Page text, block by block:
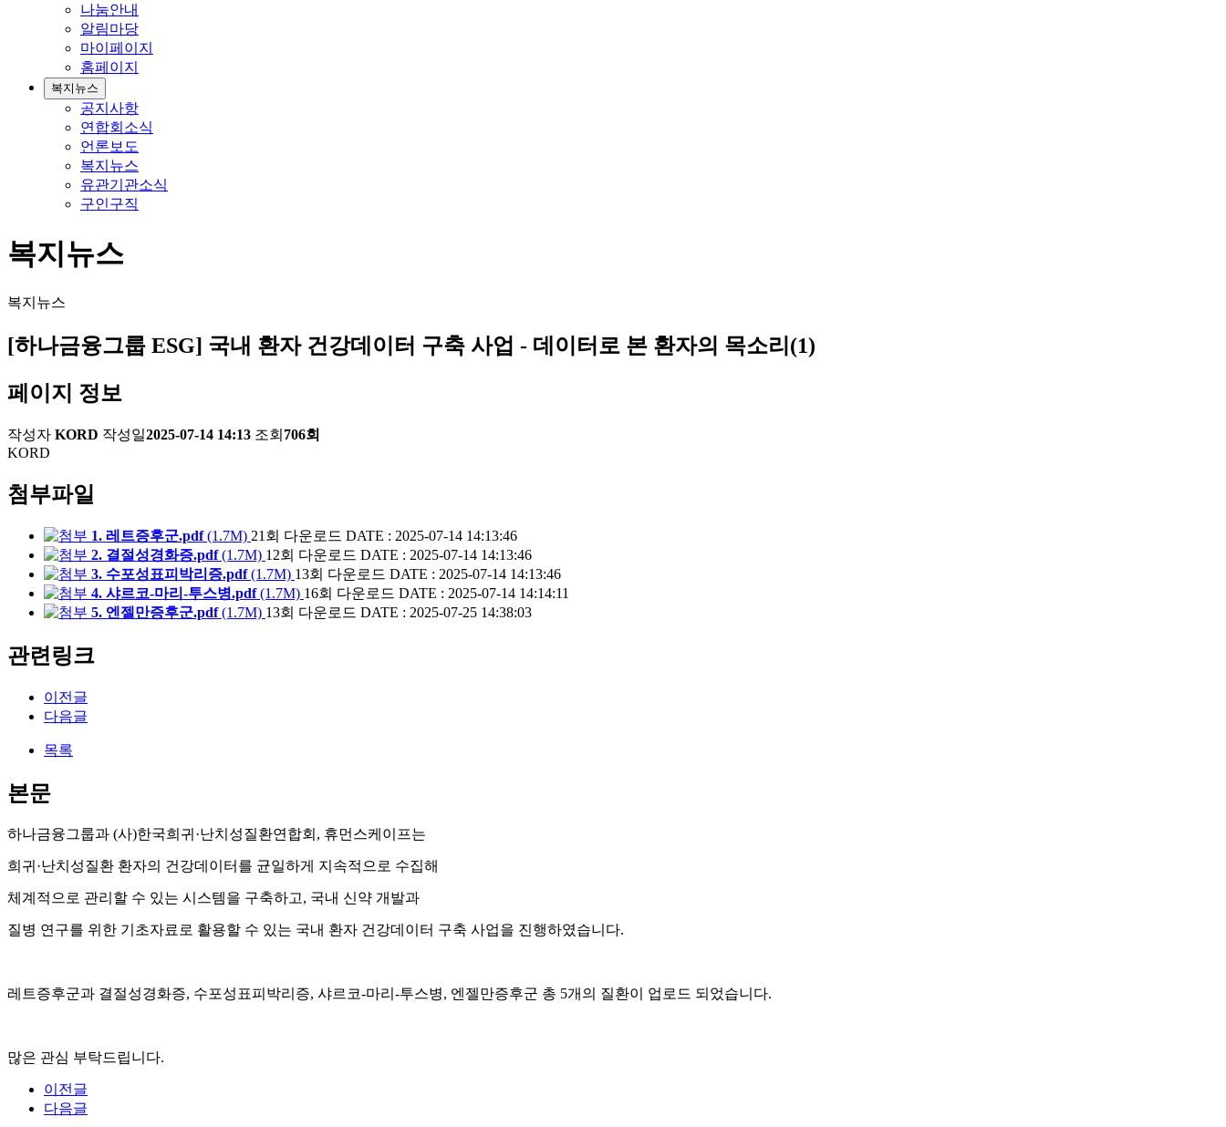
나눔안내
알림마당
마이페이지
홈페이지
복지뉴스
공지사항
연합회소식
언론보도
복지뉴스
유관기관소식
구인구직
복지뉴스
복지뉴스
[하나금융그룹 ESG] 국내 환자 건강데이터 구축 사업 - 데이터로 본 환자의 목소리(1)
페이지 정보
작성자 KORD 작성일2025-07-14 14:13 조회 706회
KORD
첨부파일
1. 레트증후군.pdf(1.7M) 21회 다운로드 DATE : 2025-07-14 14:13:46
2. 결절성경화증.pdf(1.7M) 12회 다운로드 DATE : 2025-07-14 14:13:46
3. 수포성표피박리증.pdf(1.7M) 13회 다운로드 DATE : 2025-07-14 14:13:46
4. 샤르코-마리-투스병.pdf(1.7M) 16회 다운로드 DATE : 2025-07-14 14:14:11
5. 엔젤만증후군.pdf(1.7M) 13회 다운로드 DATE : 2025-07-25 14:38:03
관련링크
이전글
다음글
목록
본문
하나금융그룹과 (사)한국희귀 ·난치성질환연합회, 휴먼스케이프는
희귀 ·난치성질환 환자의 건강데이터를 균일하게 지속적으로 수집해
체계적으로 관리할 수 있는 시스템을 구축하고, 국내 신약 개발과
질병 연구를 위한 기초자료로 활용할 수 있는 국내 환자 건강데이터 구축 사업을 진행하였습니다.
레트증후군과 결절성경화증, 수포성표피박리증, 샤르코-마리-투스병, 엔젤만증후군 총 5개의 질환이 업로드 되었습니다.
많은 관심 부탁드립니다.
이전글
다음글